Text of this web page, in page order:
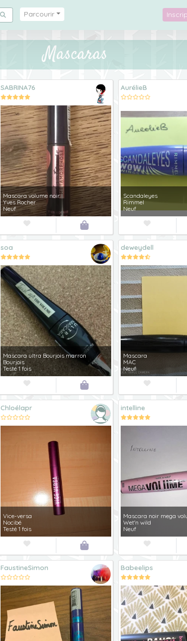
Parcourir
Mascaras
SABRINA76
Mascara volume noir.
Yves Rocher
Neuf


AurélieB
Scandaleyes
Rimmel
Neuf

soa
Mascara ultra Bourjois marron
Bourjois
Testé 1 fois


deweydell
Mascara
MAC
Neuf

Chloélapr
Vice-versa
Nocibé
Testé 1 fois


intelline
Mascara noir mega
Wet'n wild
Neuf

FaustineSimon Babeelips